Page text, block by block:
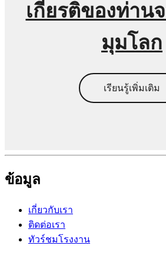
เกียรติของท่าน
มุมโลก
เรียนรู้เพิ่มเติม
ข้อมูล
เกี่ยวกับเรา
ติดต่อเรา
ทัวร์ชมโรงงาน